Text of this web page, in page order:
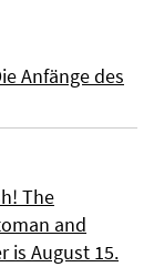
Anfänge des
The
and
is August 15.